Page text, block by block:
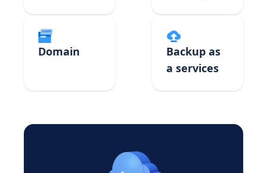
Domain
Backup as
a services